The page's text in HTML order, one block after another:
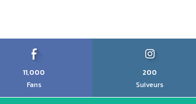
11,000
Fans
200
Suiveurs